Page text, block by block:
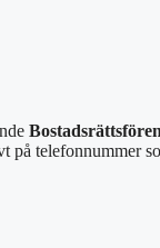
på telefonnummer